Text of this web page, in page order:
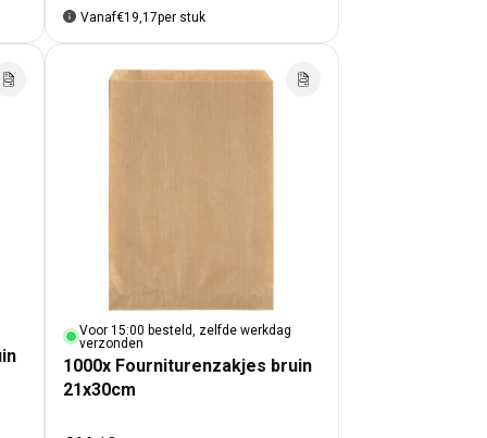
Vanaf€19,17per stuk
Voor 15:00 besteld, zelfde werkdag
verzonden
1000x Fourniturenzakjes bruin
21x30cm